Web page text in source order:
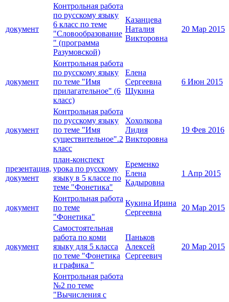
документ
Контрольная работа
по русскому языку
6 класс по теме
"Словообразование
" (программа
Разумовской)
Казанцева
Наталия
Викторовна
20 Мар 2015
документ
Контрольная работа
по русскому языку
по теме "Имя
прилагательное" (6
класс)
Елена
Сергеевна
Щукина
6 Июн 2015
документ
Контрольная работа
по русскому языку
по теме "Имя
существительное".2
класс
Хохолкова
Лидия
Викторовна
19 Фев 2016
презентация,
документ
план-конспект
урока по русскому
языку в 5 классе по
теме "Фонетика"
Еременко
Елена
Кадыровна
1 Апр 2015
документ
Контрольная работа
по теме
"Фонетика"
Кукина Ирина
Сергеевна
20 Мар 2015
документ
Самостоятельная
работа по коми
языку для 5 класса
по теме "Фонетика
и графика "
Паньков
Алексей
Сергеевич
20 Мар 2015
Контрольная работа
№2 по теме
"Вычисления с